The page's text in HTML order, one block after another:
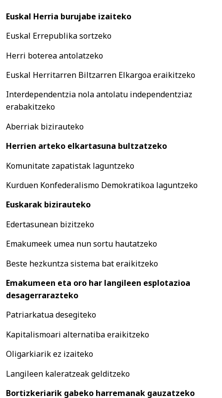
Euskal Herria burujabe izaiteko
Euskal Errepublika sortzeko
Herri boterea antolatzeko
Euskal Herritarren Biltzarren Elkargoa eraikitzeko
Interdependentzia nola antolatu independentziaz
erabakitzeko
Aberriak bizirauteko
Herrien arteko elkartasuna bultzatzeko
Komunitate zapatistak laguntzeko
Kurduen Konfederalismo Demokratikoa laguntzeko
Euskarak bizirauteko
Edertasunean bizitzeko
Emakumeek umea nun sortu hautatzeko
Beste hezkuntza sistema bat eraikitzeko
Emakumeen eta oro har langileen esplotazioa
desagerrarazteko
Patriarkatua desegiteko
Kapitalismoari alternatiba eraikitzeko
Oligarkiarik ez izaiteko
Langileen kaleratzeak gelditzeko
Bortizkeriarik gabeko harremanak gauzatzeko